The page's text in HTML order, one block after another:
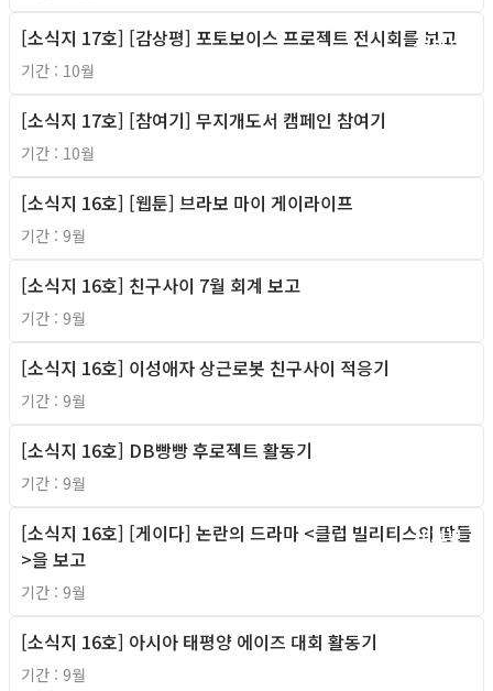
2011년
[소식지 17호] [감상평] 포토보이스 프로젝트 전시회를 보고
기간 : 10월
[소식지 17호] [참여기] 무지개도서 캠페인 참여기
기간 : 10월
[소식지 16호] [웹툰] 브라보 마이 게이라이프
기간 : 9월
[소식지 16호] 친구사이 7월 회계 보고
기간 : 9월
[소식지 16호] 이성애자 상근로봇 친구사이 적응기
기간 : 9월
[소식지 16호] DB빵빵 후로젝트 활동기
기간 : 9월
2011년
[소식지 16호] [게이다] 논란의 드라마 <클럽 빌리티스의 딸들
>을 보고
기간 : 9월
[소식지 16호] 아시아 태평양 에이즈 대회 활동기
기간 : 9월